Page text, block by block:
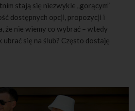
stają się niezwykle „gorącym”
dostępnych opcji, propozycji i
że nie wiemy co wybrać – wtedy
się na ślub? Często dostaję